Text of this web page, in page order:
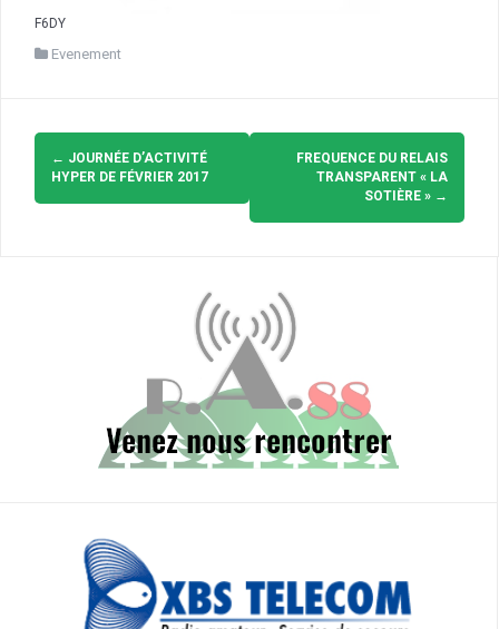
F6DY
Evenement
Navigation
d'article
← JOURNÉE D’ACTIVITÉ
HYPER DE FÉVRIER 2017
FREQUENCE DU RELAIS
TRANSPARENT « LA
SOTIÈRE » →